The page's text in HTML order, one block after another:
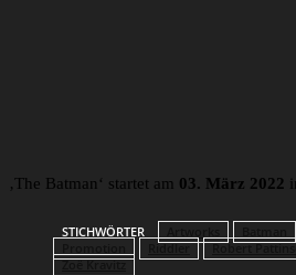
‚The Batman‘ startet am 03. März 2022
STICHWÖRTER
Riddler Robert
Zoë Kravitz